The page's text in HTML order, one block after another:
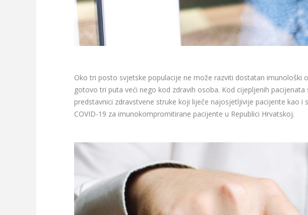
Oko tri posto svjetske populacije ne može razviti dostatan
gotovo tri puta veći nego kod zdravih osoba. Kod cijepljenih
predstavnici zdravstvene struke koji liječe najosjetljivije pacijente kao
COVID-19 za imunokompromitirane pacijente u Republici Hrvatskoj.